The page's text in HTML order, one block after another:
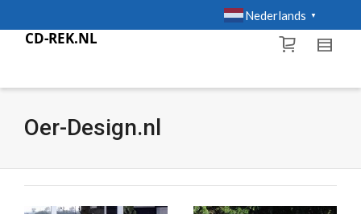
Nederlands ▼
Oer-Design.nl